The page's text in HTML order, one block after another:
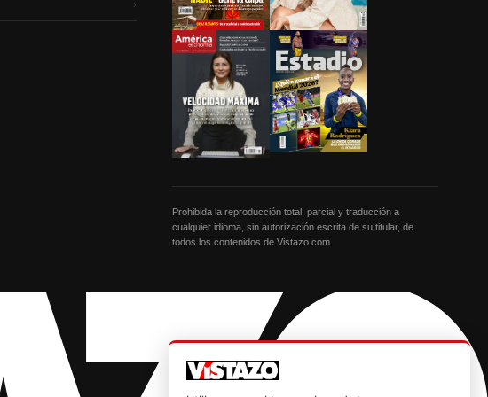
›
Prohibida la reproducción total, parcial y traducción a
cualquier idioma, sin autorización escrita de su titular, de
todos los contenidos de Vistazo.com.